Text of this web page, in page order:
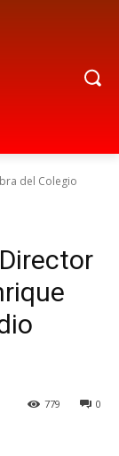
del Colegio
0
779